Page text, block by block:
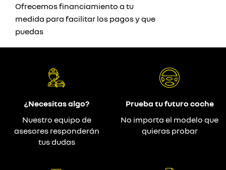
Ofrecemos financiamiento a tu
medida para facilitar los pagos y que
puedas
¿Necesitas algo?
Nuestro equipo de
asesores responderán
tus dudas
Prueba tu futuro coche
No importa el modelo que
quieras probar